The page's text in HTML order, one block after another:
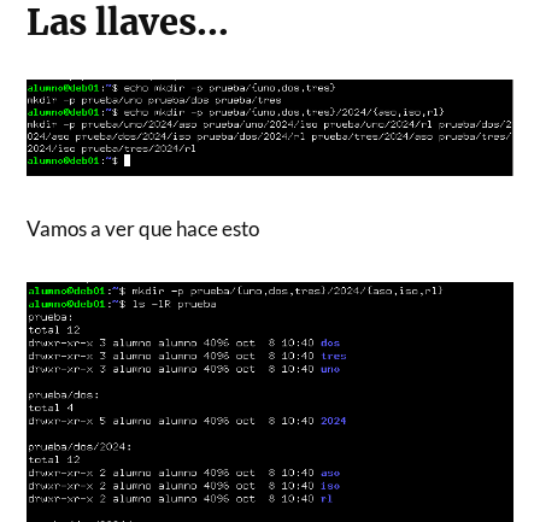
Las llaves…
Vamos a ver que hace esto